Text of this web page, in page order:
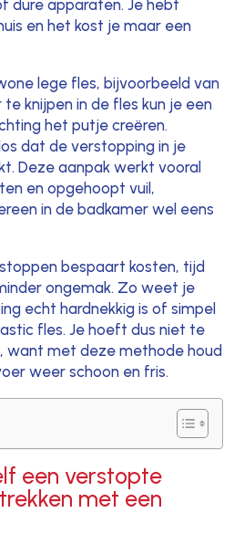
dure apparaten. Je hebt
en het kost je maar een
lege fles, bijvoorbeeld van
knijpen in de fles kun je een
het putje creëren.
dat de verstopping in je
Deze aanpak werkt vooral
en opgehoopt vuil,
in de badkamer wel eens
bespaart kosten, tijd
ongemak. Zo weet je
echt hardnekkig is of simpel
fles. Je hoeft dus niet te
want met deze methode houd
weer schoon en fris.
een verstopte
met een